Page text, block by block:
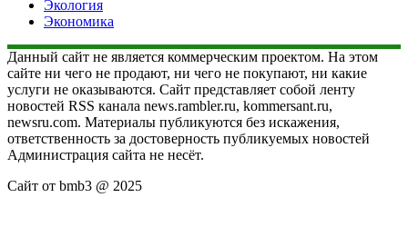
Экология
Экономика
Данный сайт не является коммерческим проектом. На этом
сайте ни чего не продают, ни чего не покупают, ни какие
услуги не оказываются. Сайт представляет собой ленту
новостей RSS канала news.rambler.ru, kommersant.ru,
newsru.com. Материалы публикуются без искажения,
ответственность за достоверность публикуемых новостей
Администрация сайта не несёт.
Сайт от bmb3 @ 2025